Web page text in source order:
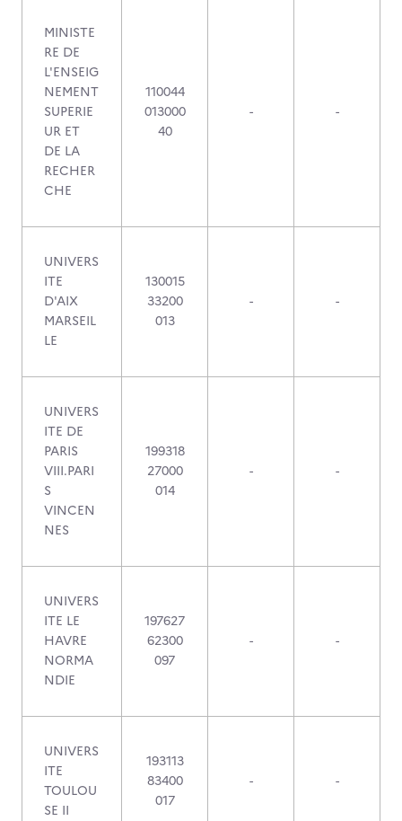
MINISTE
RE DE
L'ENSEIG
NEMENT
SUPERIE
UR ET
DE LA
RECHER
CHE
110044
013000
40
- -
UNIVERS
ITE
D'AIX
MARSEIL
LE
130015
33200
013
- -
UNIVERS
ITE DE
PARIS
VIII.PARI
S
VINCEN
NES
199318
27000
014
- -
UNIVERS
ITE LE
HAVRE
NORMA
NDIE
197627
62300
097
- -
UNIVERS
ITE
TOULOU
SE II
193113
83400
017
- -